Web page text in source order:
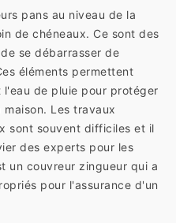
pans au niveau de la
de chéneaux. Ce sont des
se débarrasser de
éléments permettent
de pluie pour protéger
Les travaux
sont souvent difficiles et il
des experts pour les
un couvreur zingueur qui a
pour l'assurance d'un